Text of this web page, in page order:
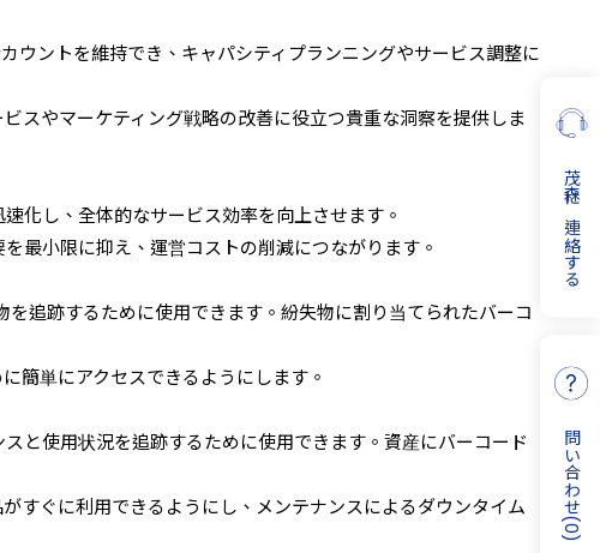
ウントを維持でき、キャパシティプランニングやサービス調整に
スやマーケティング戦略の改善に役立つ貴重な洞察を提供しま
化し、全体的なサービス効率を向上させます。
最小限に抑え、運営コストの削減につながります。
追跡するために使用できます。紛失物に割り当てられたバーコ
簡単にアクセスできるようにします。
と使用状況を追跡するために使用できます。資産にバーコード
すぐに利用できるようにし、メンテナンスによるダウンタイム
茂森に連絡する
問い合わせ
(
0
)